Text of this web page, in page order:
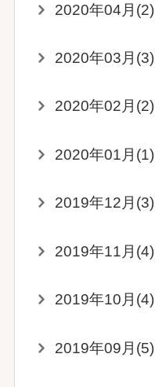
2020年04月(2)
2020年03月(3)
2020年02月(2)
2020年01月(1)
2019年12月(3)
2019年11月(4)
2019年10月(4)
2019年09月(5)